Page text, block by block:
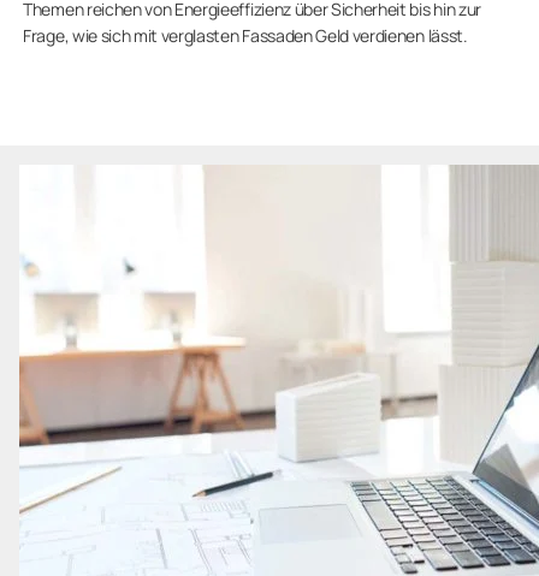
Themen reichen von Energieeffizienz über Sicherheit bis hin zur
Frage, wie sich mit verglasten Fassaden Geld verdienen lässt.